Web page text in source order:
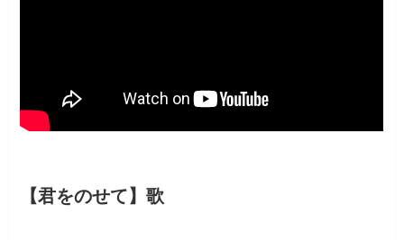
【君をのせて】歌